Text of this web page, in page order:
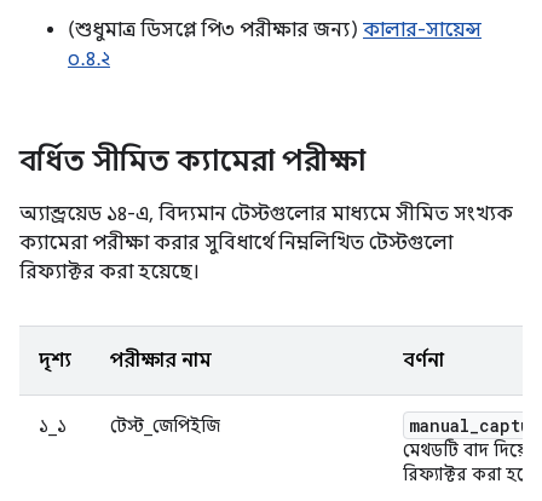
(শুধুমাত্র ডিসপ্লে পি৩ পরীক্ষার জন্য) কালার-সায়েন্স
০.৪.২
বর্ধিত সীমিত ক্যামেরা পরীক্ষা
অ্যান্ড্রয়েড ১৪-এ, বিদ্যমান টেস্টগুলোর মাধ্যমে সীমিত সংখ্যক
ক্যামেরা পরীক্ষা করার সুবিধার্থে নিম্নলিখিত টেস্টগুলো
রিফ্যাক্টর করা হয়েছে।
দৃশ্য পরীক্ষার নাম বর্ণনা
১_১ টেস্ট_জেপিইজি
মেথডটি বাদ দিয়ে
রিফ্যাক্টর করা